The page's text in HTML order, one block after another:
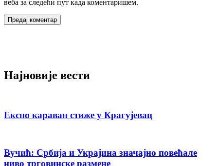
веба за следећи пут када коментаришем.
Најновије вести
Експо караван стиже у Крагујевац
Вучић: Србија и Украјина значајно повећале
ниво трговинске размене